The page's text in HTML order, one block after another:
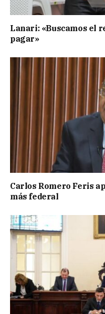
Lanari: «Buscamos el
pagar»
Carlos Romero Feris
más federal